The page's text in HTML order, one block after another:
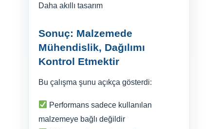
Daha akıllı tasarım
Sonuç: Malzemede
Mühendislik, Dağılımı
Kontrol Etmektir
Bu çalışma şunu açıkça gösterdi:
Performans sadece kullanılan
malzemeye bağlı değildir